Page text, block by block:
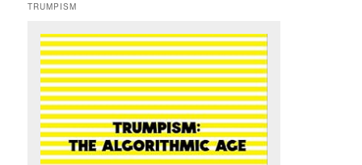
TRUMPISM